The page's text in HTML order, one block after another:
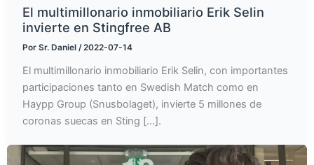
El multimillonario inmobiliario Erik Selin
invierte en Stingfree AB
Por Sr. Daniel /2022-07-14
El multimillonario inmobiliario Erik Selin, con importantes
participaciones tanto en Swedish Match como en
Haypp Group (Snusbolaget), invierte 5 millones de
coronas suecas en Sting [...].